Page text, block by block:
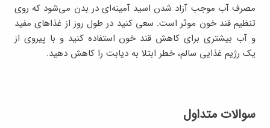
مصرف آب موجب آزاد شدن اسید آمینه‌ای در بدن می‌شود که روی
تنظیم قند خون موثر است. سعی کنید در طول روز از غذاهای مفید
و آب بیشتری برای کاهش قند خون استفاده کنید و با پیروی از
یک رژیم غذایی سالم، خطر ابتلا به دیابت را کاهش دهید.
سوالات متداول